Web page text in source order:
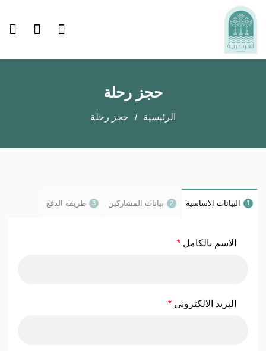
حجز رحلة
الرئيسية حجز رحلة
1 البيانات الاساسية 2 بيانات المشاركين 3 طريقة الدفع
الاسم بالكامل
البريد الالكترونى